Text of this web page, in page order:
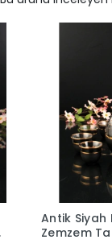
Antik Siyah
Zemzem